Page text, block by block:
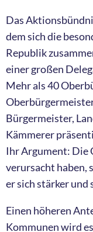
Das
dem sich die
Republik
einer großen
Mehr als 40
Bürgermeister,
Kämmerer
Ihr Argument: Die
verursacht haben,
er sich stärker und
Einen höheren
Kommunen wird